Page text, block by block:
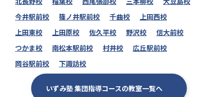
今井駅前校
篠ノ井駅前校 千曲校
上田西校
上田東校
上田原校 佐久平校 野沢校
信大前校
つかま校
南松本駅前校 村井校
広丘駅前校
岡谷駅前校
下諏訪校
いずみ塾 集団指導コースの教室一覧へ